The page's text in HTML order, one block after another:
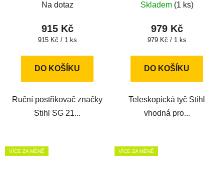
Na dotaz
915 Kč
Měrná
915 Kč / 1 ks
DO KOŠÍKU
Ruční postřikovač značky
Stihl SG 21...
Skladem (1 ks)
979 Kč
Měrná
979 Kč / 1 ks
DO KOŠÍKU
Teleskopická tyč Stihl
vhodná pro...
VÍCE ZA MÉNĚ VÍCE ZA MÉNĚ